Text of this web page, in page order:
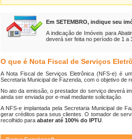
Em SETEMBRO, indique seu
A indicação de Imóveis para
deverá ser feita no período de 1 a
O que é Nota Fiscal de Serviços
A Nota Fiscal de Serviços Eletrônica (NFS-e) é
Secretaria Municipal de Fazenda, com o objetivo de
No ato da emissão, o prestador do serviço deverá
ainda ser enviada por e-mail mediante solicitação.
A NFS-e implantada pela Secretaria Municipal de
gerar créditos para seus clientes. O tomador de
recolhido para abater até 100% do IPTU